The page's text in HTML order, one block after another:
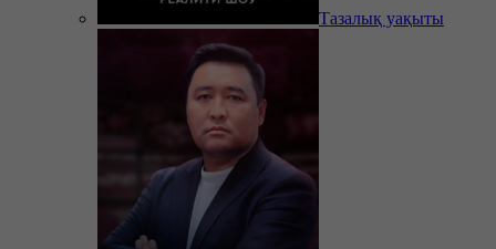
Тазалық уақыты